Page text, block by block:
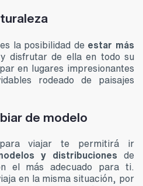
la posibilidad de estar más
y disfrutar de ella en todo su
en lugares impresionantes
rodeado de paisajes
de modelo
viajar te permitirá ir
y distribuciones de
el más adecuado para ti.
en la misma situación, por